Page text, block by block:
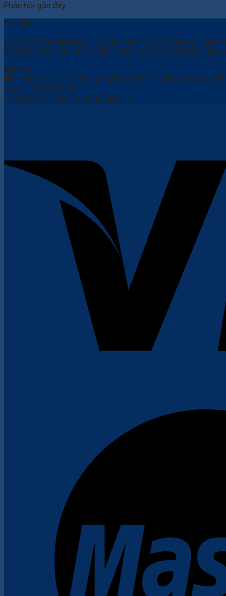
Phản hồi gần đây
Sứ Mệnh
Công Ty Cổ Phần nhôm Hyundai Việt Nam chuyên sản xuất
có chất lượng cao, chắc chắn, thẩm mỹ, mang đến hiệu quả
Địa Chỉ
Nhà máy: Lô CN3-1 Khu Công Nghiệp Phú Nghĩa, Chương
Phone: 0936107650
Email: nhomhyundaivn@gmail.com